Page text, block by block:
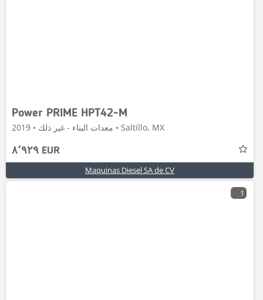
Power PRIME HPT42-M
معدات البناء - غير ذلك • 2019 • Saltillo, MX
٨٬٩٢٩ EUR
Maquinas Diesel SA de CV
1